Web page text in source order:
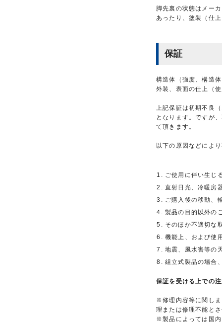
脚先裏の状態はメー
あったり、塗装（仕
保証
構造体（強度、構造
外装、表面の仕上（
上記保証は初期不良
となります。ですが
て頂きます。
以下の原因などによ
ご使用に伴い生じ
直射日光、冷暖房
ご購入後の移動、
製品の目的以外の
そのほか不適切な
機能上、および使
地震、風水害等の
組立式製品の場合
保証を受ける上での
※修理内容等に関し
理または修理不能と
※製品によっては国